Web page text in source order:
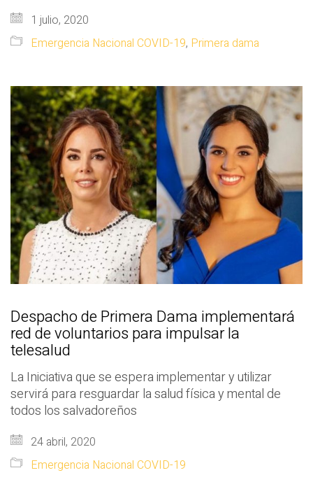
1 julio, 2020
Emergencia Nacional COVID-19, Primera dama
Despacho de Primera Dama implementará
red de voluntarios para impulsar la
telesalud
La Iniciativa que se espera implementar y utilizar
servirá para resguardar la salud física y mental de
todos los salvadoreños
24 abril, 2020
Emergencia Nacional COVID-19